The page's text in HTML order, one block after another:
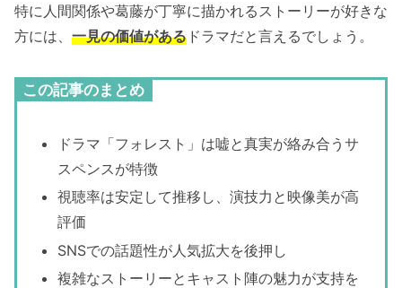
特に人間関係や葛藤が丁寧に描かれるストーリーが好きな
方には、 一見の価値がある ドラマだと言えるでしょう。
この記事のまとめ
ドラマ「フォレスト」は嘘と真実が絡み合うサ
スペンスが特徴
視聴率は安定して推移し、演技力と映像美が高
評価
SNSでの話題性が人気拡大を後押し
複雑なストーリーとキャスト陣の魅力が支持を